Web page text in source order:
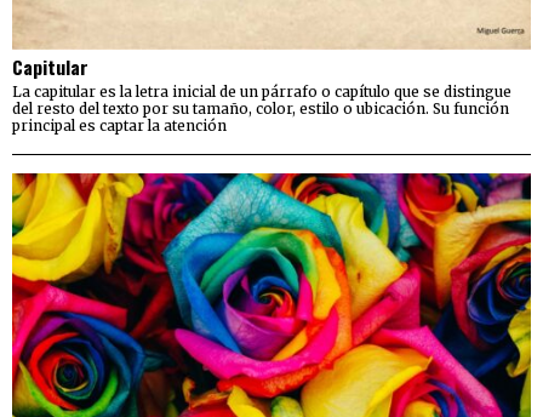
Capitular
La capitular es la letra inicial de un párrafo o capítulo que se distingue
del resto del texto por su tamaño, color, estilo o ubicación. Su función
principal es captar la atención